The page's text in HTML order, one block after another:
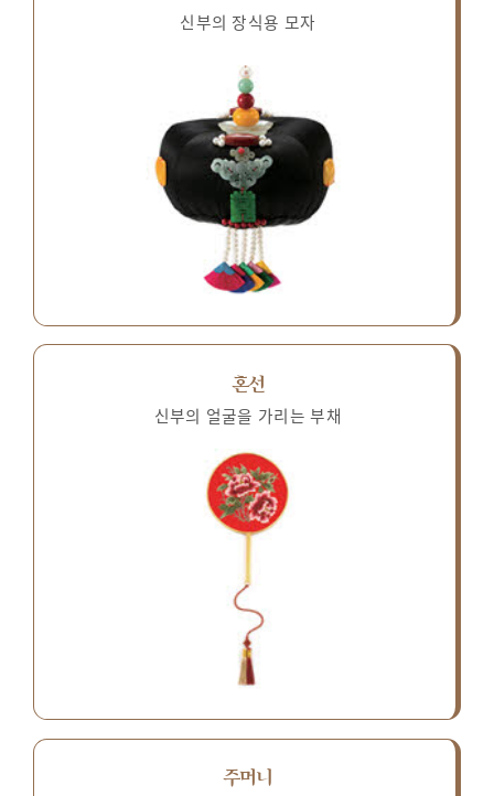
신부의 장식용 모자
혼선
신부의 얼굴을 가리는 부채
주머니